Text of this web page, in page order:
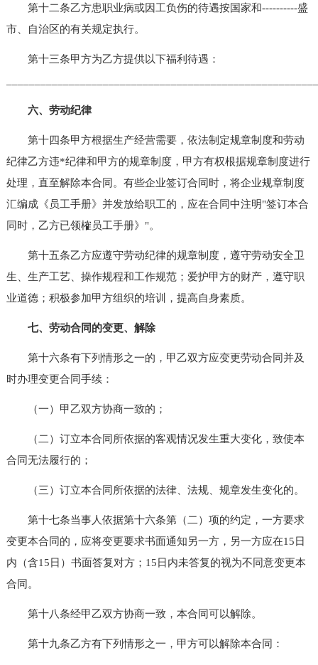
第十二条乙方患职业病或因工负伤的待遇按国家和----------盛
市、自治区的有关规定执行。
第十三条甲方为乙方提供以下福利待遇：
六、劳动纪律
第十四条甲方根据生产经营需要，依法制定规章制度和劳动
纪律乙方违*纪律和甲方的规章制度，甲方有权根据规章制度进行
处理，直至解除本合同。有些企业签订合同时，将企业规章制度
汇编成《员工手册》并发放给职工的，应在合同中注明"签订本合
同时，乙方已领榷员工手册》"。
第十五条乙方应遵守劳动纪律的规章制度，遵守劳动安全卫
生、生产工艺、操作规程和工作规范；爱护甲方的财产，遵守职
业道德；积极参加甲方组织的培训，提高自身素质。
七、劳动合同的变更、解除
第十六条有下列情形之一的，甲乙双方应变更劳动合同并及
时办理变更合同手续：
（一）甲乙双方协商一致的；
（二）订立本合同所依据的客观情况发生重大变化，致使本
合同无法履行的；
（三）订立本合同所依据的法律、法规、规章发生变化的。
第十七条当事人依据第十六条第（二）项的约定，一方要求
变更本合同的，应将变更要求书面通知另一方，另一方应在15日
内（含15日）书面答复对方；15日内未答复的视为不同意变更本
合同。
第十八条经甲乙双方协商一致，本合同可以解除。
第十九条乙方有下列情形之一，甲方可以解除本合同：